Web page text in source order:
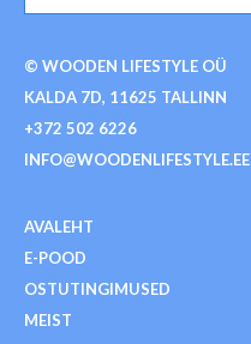
© WOODEN LIFESTYLE OÜ
KALDA 7D, 11625 TALLINN
+372 502 6226
INFO@WOODENLIFESTYLE.EE
AVALEHT
E-POOD
OSTUTINGIMUSED
MEIST